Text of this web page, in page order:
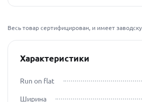
Весь товар сертифицирован, и имеет
Характеристики
Run on flat
Ширина